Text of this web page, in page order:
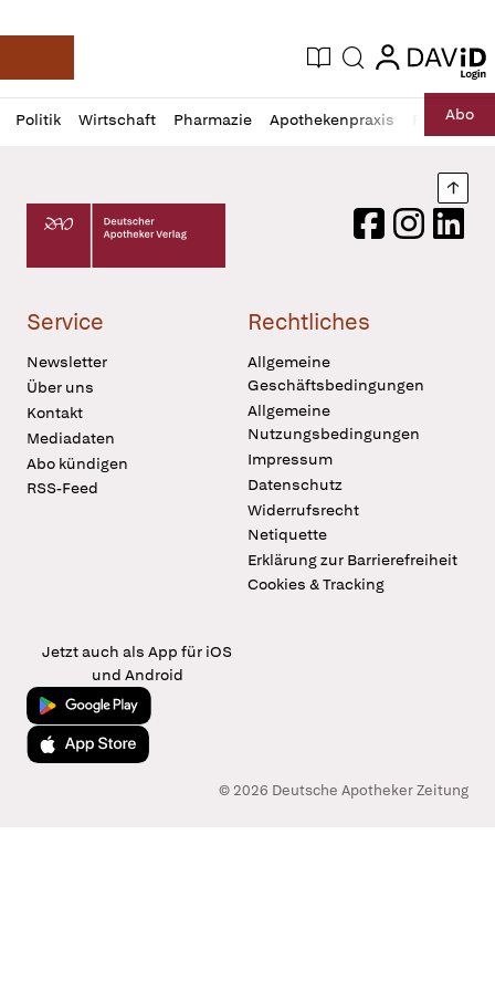
Deutsche Apotheker Zeitung
Aktuelle Ausgabe
Suche login
login
Politik Wirtschaft Pharmazie Apothekenpraxis RechtAbo
Profil
öffnen
Daz
Pur
Deutscher Apotheker Verlag Logo
FacebookInstagram
Service
Newsletter
Über uns
Kontakt
Mediadaten
Abo kündigen
RSS-Feed
Rechtliches
Allgemeine
Geschäftsbedingungen
Allgemeine
Nutzungsbedingungen
Impressum
Datenschutz
Widerrufsrecht
Netiquette
Erklärung zur Barrierefreiheit
Cookies & Tracking
Jetzt auch als App für iOS
und Android
Jetzt bei Google Play
Laden im App Store
© 2026 Deutsche Apotheker Zeitung